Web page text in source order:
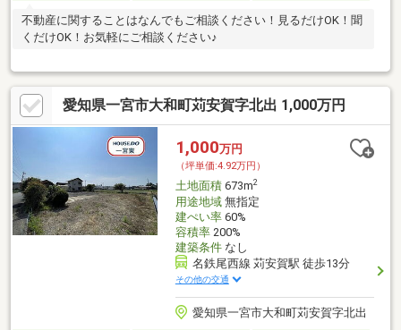
不動産に関することはなんでもご相談ください！見るだけOK！聞
くだけOK！お気軽にご相談ください♪
愛知県一宮市大和町苅安賀字北出 1,000万円
1,000万円
（坪単価:4.92万円）
土地面積673m2
用途地域無指定
建ぺい率60%
容積率200%
建築条件なし
名鉄尾西線 苅安賀駅 徒歩13分
その他の交通
愛知県一宮市大和町苅安賀字北出